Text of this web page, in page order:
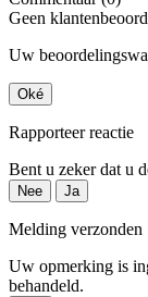
Geen
Uw
Oké
Rapporteer reactie
Bent u zeker dat u
Nee Ja
Melding verzonden
Uw opmerking is
behandeld.